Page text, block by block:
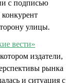
с подписью
улицы.
вести»
издатели,
рынка
и ситуация с